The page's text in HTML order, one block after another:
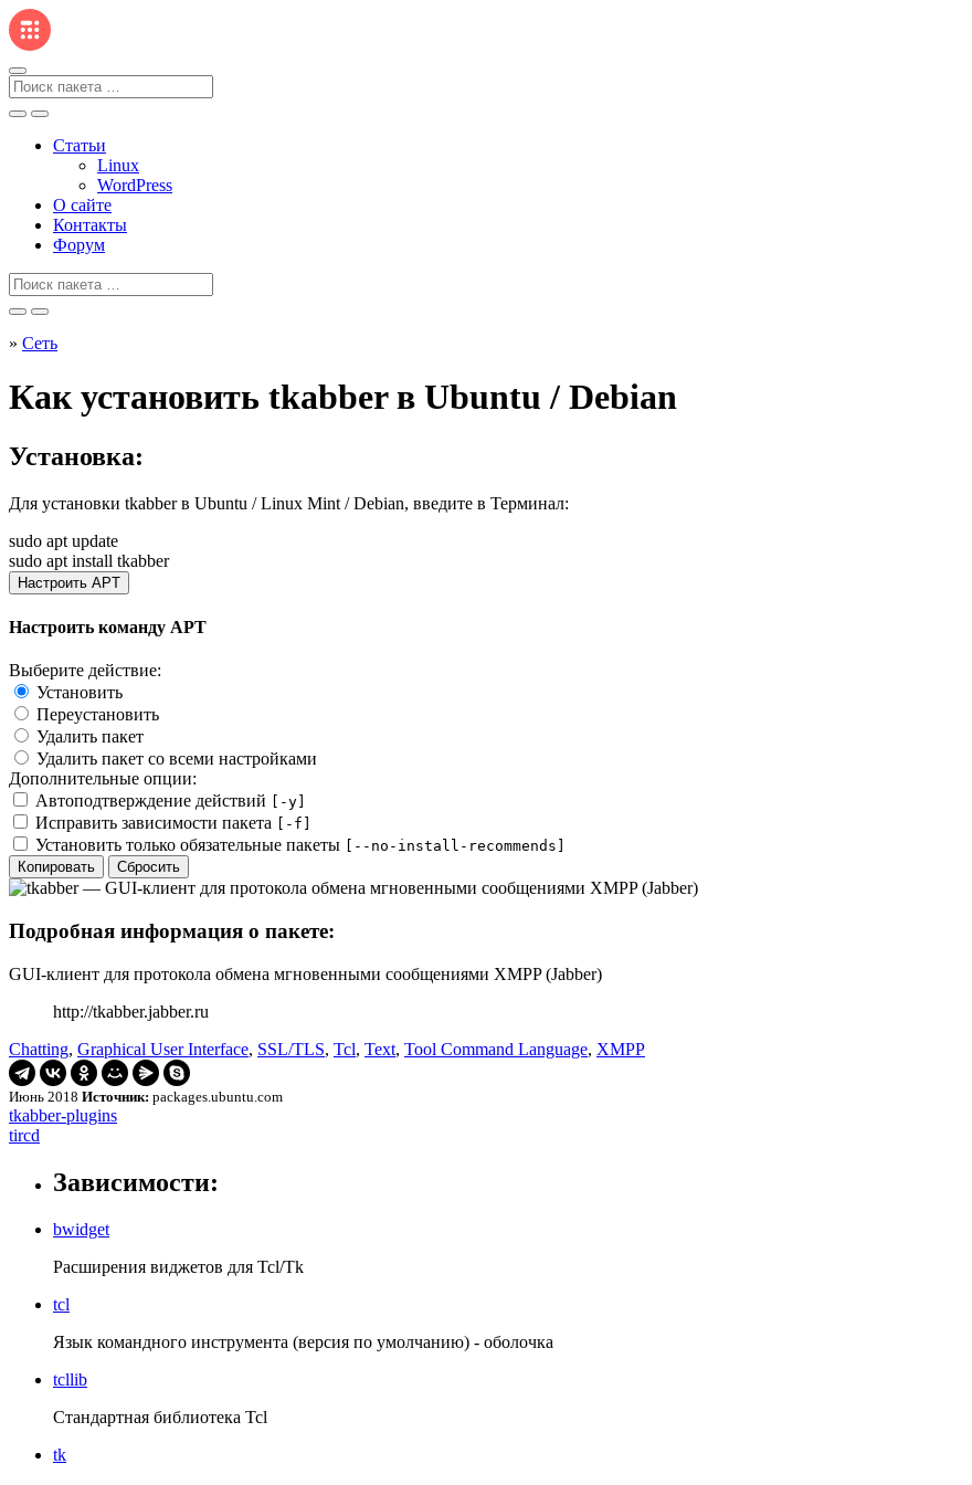
Перейти
к
содержанию
Поиск
для
Статьи
Linux
WordPress
О сайте
Контакты
Форум
Поиск
» Сеть
Как установить tkabber в Ubuntu / Debian
Установка:
Для установки tkabberв Ubuntu / Linux Mint / Debian, введите в Терминал:
sudo apt update
sudo apt install tkabber
Настроить APT
Настроить команду APT
Выберите действие:
Установить
Переустановить
Удалить пакет
Удалить пакет со всеми настройками
Дополнительные опции:
Автоподтверждение действий
[-y]
Исправить зависимости пакета [-f]
Установить только обязательные пакеты
[--no-install-recommends]
Копировать
Сбросить
Подробная информация о пакете:
GUI-клиент для протокола обмена мгновенными сообщениями XMPP (Jabber)
http://tkabber.jabber.ru
Chatting, Graphical User Interface, SSL/TLS, Tcl, Text, Tool Command Language, XMPP
Июнь 2018 Источник: packages.ubuntu.com
Навигация
по
записям
tkabber-
plugins
tkabber-plugins
tircd
tircd
Зависимости:
bwidget
Расширения виджетов для Tcl/Tk
tcl
Язык командного инструмента (версия по умолчанию) - оболочка
tcllib
Стандартная библиотека Tcl
tk